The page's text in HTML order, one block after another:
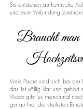
So entstehen authentische
und eure Verbindung
Braucht man
Viele Paare sind sich bei der
das ist völlig klar und gehört
Video gibt es manchmal
genau hier die stärksten